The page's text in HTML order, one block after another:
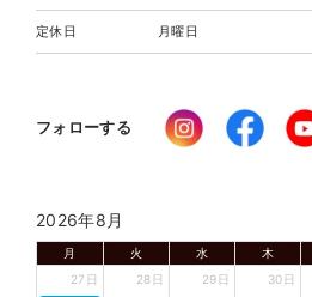
定休日 月曜日
フォローする
2026年8月
月 火 水 木
27日
28日 29日 30日